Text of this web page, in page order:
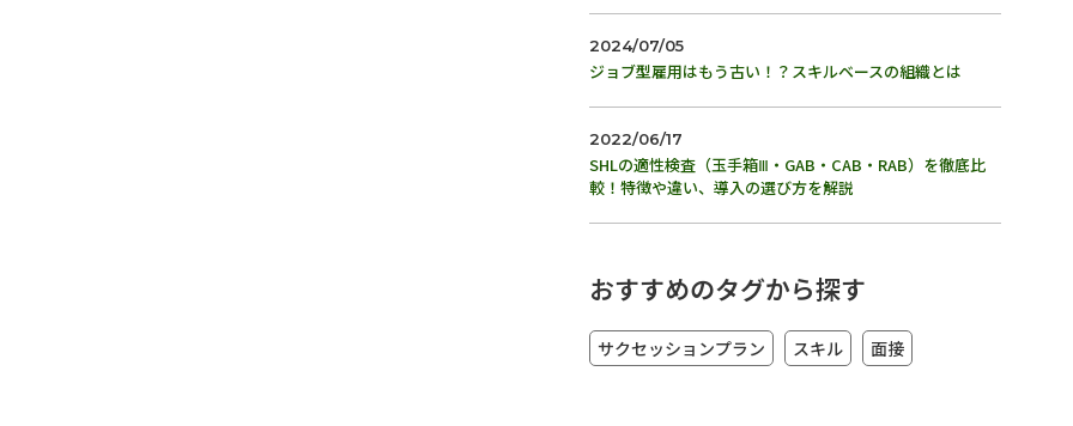
2024/07/05
ジョブ型雇用はもう古い！？スキルベースの組織とは
2022/06/17
SHLの適性検査（玉手箱Ⅲ・GAB・CAB・RAB）を徹底比
較！特徴や違い、導入の選び方を解説
おすすめのタグから探す
サクセッションプラン スキル 面接